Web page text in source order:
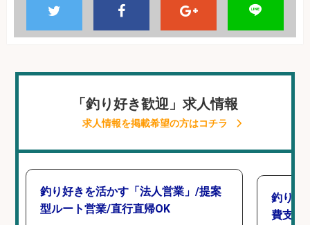
「釣り好き歓迎」求人情報
求人情報を掲載希望の方はコチラ
釣り好きを活かす「法人営業」/提案
型ルート営業/直行直帰OK
釣り具
費支給